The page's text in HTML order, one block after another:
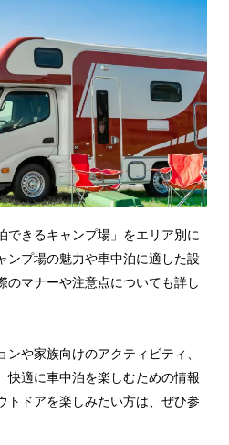
できるキャンプ場」をエリア別に
ンプ場の魅力や車中泊に適した設
のマナーや注意点についても詳し
や家族向けのアクティビティ、
快適に車中泊を楽しむための情報
トドアを楽しみたい方は、ぜひ参